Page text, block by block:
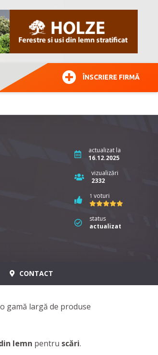
ÎNSCRIERE FIRMĂ
actualizat la
16.12.2025
vizualizări
2332
1 voturi
status
actualizat
CONTACT
gamă largă de produse
lemn pentru scări.